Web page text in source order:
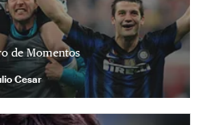
de Momentos
Cesar